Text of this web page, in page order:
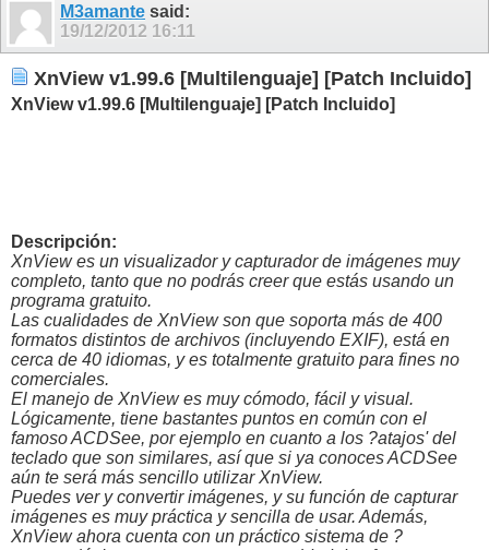
M3amante said:
19/12/2012 16:11
XnView v1.99.6 [Multilenguaje] [Patch Incluido]
XnView v1.99.6 [Multilenguaje] [Patch Incluido]
Descripción:
XnView es un visualizador y capturador de imágenes muy
completo, tanto que no podrás creer que estás usando un
programa gratuito.
Las cualidades de XnView son que soporta más de 400
formatos distintos de archivos (incluyendo EXIF), está en
cerca de 40 idiomas, y es totalmente gratuito para fines no
comerciales.
El manejo de XnView es muy cómodo, fácil y visual.
Lógicamente, tiene bastantes puntos en común con el
famoso ACDSee, por ejemplo en cuanto a los ?atajos' del
teclado que son similares, así que si ya conoces ACDSee
aún te será más sencillo utilizar XnView.
Puedes ver y convertir imágenes, y su función de capturar
imágenes es muy práctica y sencilla de usar. Además,
XnView ahora cuenta con un práctico sistema de ?